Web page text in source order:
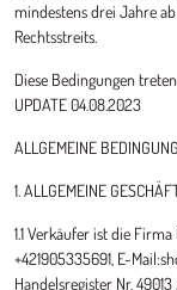
mindestens drei Jahre
Rechtsstreits.
Diese Bedingungen
UPDATE 04.08.2023
ALLGEMEINE
1. ALLGEMEINE
1.1 Verkäufer ist die
+421905335691, E-
Handelsregister Nr.